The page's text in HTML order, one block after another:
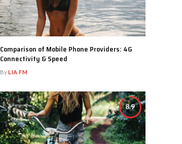
Comparison of Mobile Phone Providers: 4G
Connectivity & Speed
ByLIA FM
8.9